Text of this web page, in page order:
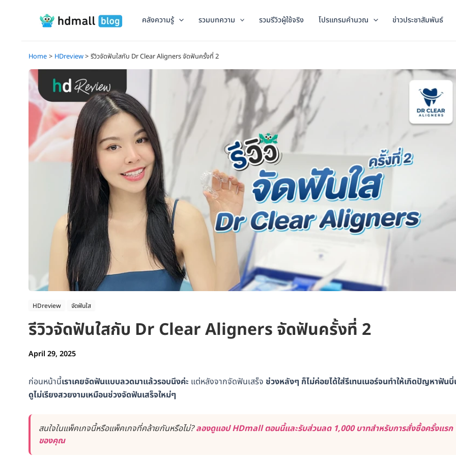
คลังความรู้ รวมบทความ รวมรีวิวผู้ใช้จริง โปรแกรมคำนวณ ข่าวประชาสัมพันธ์
Home HDreview รีวิวจัดฟันใสกับ Dr Clear Aligners จัดฟันครั้งที่ 2
HDreview จัดฟันใส
รีวิวจัดฟันใสกับ Dr Clear Aligners จัดฟันครั้งที่ 2
April 29, 2025
ก่อนหน้านี้เราเคยจัดฟันแบบลวดมาแล้วรอบนึงค่ะ แต่หลังจากจัดฟันเสร็จ ช่วงหลังๆ ก็ไม่ค่อยได้ใส่รีเทนเนอร์จนทำให้เกิดปัญหาฟัน
ดูไม่เรียงสวยงามเหมือนช่วงจัดฟันเสร็จใหม่ๆ
สนใจในแพ็คเกจนี้หรือแพ็คเกจที่คล้ายกันหรือไม่?ลองดูแอป HDmall ตอนนี้และรับส่วนลด 1,000 บาทสำหรับการสั่งซื้อครั้งแรก
ของคุณ